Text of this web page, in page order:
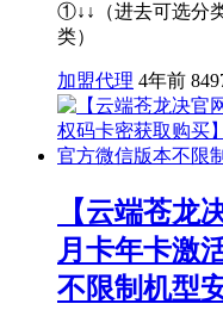
①↓↓（进去可选分
类）
加盟代理 4年前
【云端苍龙
月卡年卡激
不限制机型